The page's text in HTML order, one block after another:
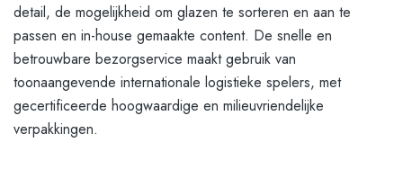
detail, de mogelijkheid om glazen te sorteren en aan te
passen en in-house gemaakte content. De snelle en
betrouwbare bezorgservice maakt gebruik van
toonaangevende internationale logistieke spelers, met
gecertificeerde hoogwaardige en milieuvriendelijke
verpakkingen.